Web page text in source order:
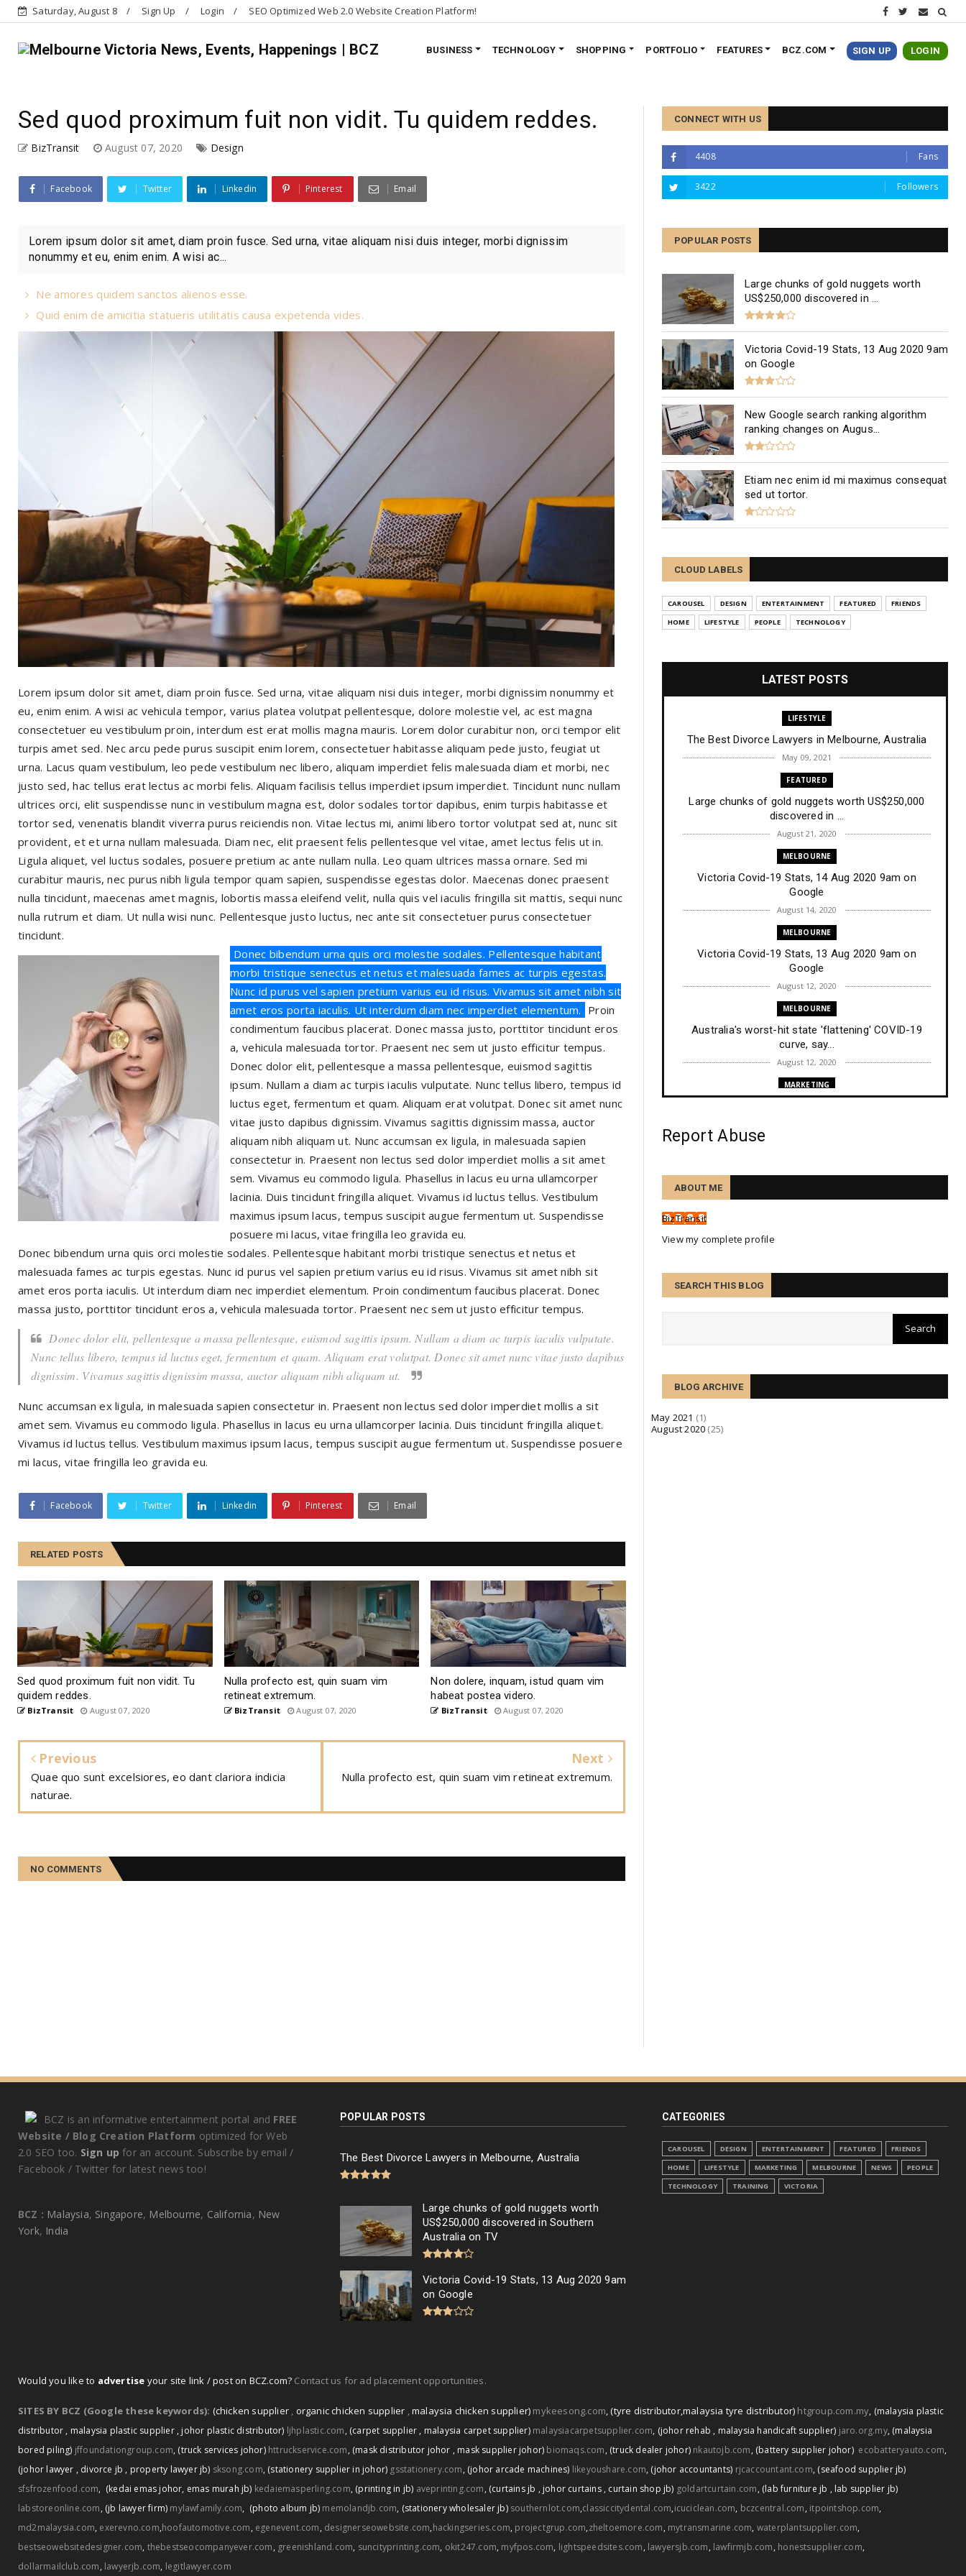
Saturday, August 8 Sign Up Login SEO Optimized Web 2.0 Website Creation Platform!
BUSINESS TECHNOLOGY SHOPPING PORTFOLIO FEATURES BCZ.COM SIGN UP LOGIN
Sed quod proximum fuit non vidit. Tu quidem reddes.
BizTransit August 07, 2020 Design
Facebook Twitter Linkedin Pinterest Email
Lorem ipsum dolor sit amet, diam proin fusce. Sed urna, vitae aliquam nisi duis integer, morbi dignissim
nonummy et eu, enim enim. A wisi ac...
Ne amores quidem sanctos alienos esse.
Quid enim de amicitia statueris utilitatis causa expetenda vides.
Lorem ipsum dolor sit amet, diam proin fusce. Sed urna, vitae aliquam nisi duis integer, morbi dignissim nonummy et
eu, enim enim. A wisi ac vehicula tempor, varius platea volutpat pellentesque, dolore molestie vel, ac est magna
consectetuer eu vestibulum proin, interdum est erat mollis magna mauris. Lorem dolor curabitur non, orci tempor elit
turpis amet sed. Nec arcu pede purus suscipit enim lorem, consectetuer habitasse aliquam pede justo, feugiat ut
urna. Lacus quam vestibulum, leo pede vestibulum nec libero, aliquam imperdiet felis malesuada diam et morbi, nec
justo sed, hac tellus erat lectus ac morbi felis. Aliquam facilisis tellus imperdiet ipsum imperdiet. Tincidunt nunc nullam
ultrices orci, elit suspendisse nunc in vestibulum magna est, dolor sodales tortor dapibus, enim turpis habitasse et
tortor sed, venenatis blandit viverra purus reiciendis non. Vitae lectus mi, animi libero tortor volutpat sed at, nunc sit
provident, et et urna nullam malesuada. Diam nec, elit praesent felis pellentesque vel vitae, amet lectus felis ut in.
Ligula aliquet, vel luctus sodales, posuere pretium ac ante nullam nulla. Leo quam ultrices massa ornare. Sed mi
curabitur mauris, nec purus nibh ligula tempor quam sapien, suspendisse egestas dolor. Maecenas donec praesent
nulla tincidunt, maecenas amet magnis, lobortis massa eleifend velit, nulla quis vel iaculis fringilla sit mattis, sequi nunc
nulla rutrum et diam. Ut nulla wisi nunc. Pellentesque justo luctus, nec ante sit consectetuer purus consectetuer
tincidunt.
Donec bibendum urna quis orci molestie sodales. Pellentesque habitant
morbi tristique senectus et netus et malesuada fames ac turpis egestas.
Nunc id purus vel sapien pretium varius eu id risus. Vivamus sit amet nibh sit
amet eros porta iaculis. Ut interdum diam nec imperdiet elementum. Proin
condimentum faucibus placerat. Donec massa justo, porttitor tincidunt eros
a, vehicula malesuada tortor. Praesent nec sem ut justo efficitur tempus.
Donec dolor elit, pellentesque a massa pellentesque, euismod sagittis
ipsum. Nullam a diam ac turpis iaculis vulputate. Nunc tellus libero, tempus id
luctus eget, fermentum et quam. Aliquam erat volutpat. Donec sit amet nunc
vitae justo dapibus dignissim. Vivamus sagittis dignissim massa, auctor
aliquam nibh aliquam ut. Nunc accumsan ex ligula, in malesuada sapien
consectetur in. Praesent non lectus sed dolor imperdiet mollis a sit amet
sem. Vivamus eu commodo ligula. Phasellus in lacus eu urna ullamcorper
lacinia. Duis tincidunt fringilla aliquet. Vivamus id luctus tellus. Vestibulum
maximus ipsum lacus, tempus suscipit augue fermentum ut. Suspendisse
posuere mi lacus, vitae fringilla leo gravida eu.
Donec bibendum urna quis orci molestie sodales. Pellentesque habitant morbi tristique senectus et netus et
malesuada fames ac turpis egestas. Nunc id purus vel sapien pretium varius eu id risus. Vivamus sit amet nibh sit
amet eros porta iaculis. Ut interdum diam nec imperdiet elementum. Proin condimentum faucibus placerat. Donec
massa justo, porttitor tincidunt eros a, vehicula malesuada tortor. Praesent nec sem ut justo efficitur tempus.
Donec dolor elit, pellentesque a massa pellentesque, euismod sagittis ipsum. Nullam a diam ac turpis iaculis vulputate.
Nunc tellus libero, tempus id luctus eget, fermentum et quam. Aliquam erat volutpat. Donec sit amet nunc vitae justo dapibus
dignissim. Vivamus sagittis dignissim massa, auctor aliquam nibh aliquam ut.
Nunc accumsan ex ligula, in malesuada sapien consectetur in. Praesent non lectus sed dolor imperdiet mollis a sit
amet sem. Vivamus eu commodo ligula. Phasellus in lacus eu urna ullamcorper lacinia. Duis tincidunt fringilla aliquet.
Vivamus id luctus tellus. Vestibulum maximus ipsum lacus, tempus suscipit augue fermentum ut. Suspendisse posuere
mi lacus, vitae fringilla leo gravida eu.
Facebook Twitter Linkedin Pinterest Email
RELATED POSTS
Sed quod proximum fuit non vidit. Tu
quidem reddes.
BizTransit August 07, 2020
Nulla profecto est, quin suam vim
retineat extremum.
BizTransit August 07, 2020
Non dolere, inquam, istud quam vim
habeat postea videro.
BizTransit August 07, 2020
Previous
Quae quo sunt excelsiores, eo dant clariora indicia
naturae.
Next
Nulla profecto est, quin suam vim retineat extremum.
NO COMMENTS
CONNECT WITH US
4408 Fans
3422 Followers
POPULAR POSTS
Melbourne, Australia
Large chunks of gold nuggets worth
US$250,000 discovered in ...
Victoria Covid-19 Stats, 13 Aug 2020 9am
on Google
New Google search ranking algorithm
ranking changes on Augus...
Etiam nec enim id mi maximus consequat
sed ut tortor.
CLOUD LABELS
CAROUSEL DESIGN ENTERTAINMENT FEATURED
FRIENDS
HOME
LIFESTYLE PEOPLE TECHNOLOGY
LATEST POSTS
LIFESTYLE
The Best Divorce Lawyers in Melbourne, Australia
May 09, 2021
FEATURED
Large chunks of gold nuggets worth US$250,000
discovered in ...
August 21, 2020
MELBOURNE
Victoria Covid-19 Stats, 14 Aug 2020 9am on
Google
August 14, 2020
MELBOURNE
Victoria Covid-19 Stats, 13 Aug 2020 9am on
Google
August 12, 2020
MELBOURNE
Australia's worst-hit state 'flattening' COVID-19
curve, say...
August 12, 2020
MARKETING
Etiam nec enim id mi maximus consequat sed ut
tortor.
consectetur.
Ne amores quidem sanctos alienos esse.
TECHNOLOGY
Quid enim de amicitia statueris utilitatis causa
Report Abuse
ABOUT ME
BizTransit
View my complete profile
SEARCH THIS BLOG
BLOG ARCHIVE
May 2021 (1)
August 2020 (25)
BCZ is an informative entertainment portal and FREE
Website / Blog Creation Platform optimized for Web
2.0 SEO too. Sign up for an account. Subscribe by email /
Facebook / Twitter for latest news too!
BCZ : Malaysia, Singapore, Melbourne, California, New
York, India
POPULAR POSTS
The Best Divorce Lawyers in Melbourne, Australia
Large chunks of gold nuggets worth
US$250,000 discovered in Southern
Australia on TV
Victoria Covid-19 Stats, 13 Aug 2020 9am
on Google
CATEGORIES
CAROUSEL DESIGN ENTERTAINMENT FEATURED
FRIENDS
HOME
LIFESTYLE MARKETING MELBOURNE NEWS
PEOPLE
TECHNOLOGY
TRAINING VICTORIA
Would you like to advertise your site link / post on BCZ.com? Contact us for ad placement opportunities.
SITES BY BCZ (Google these keywords): (chicken supplier , organic chicken supplier ,malaysia chicken supplier) mykeesong.com,(tyre distributor,malaysia tyre distributor) htgroup.com.my, (malaysia plastic
distributor , malaysia plastic supplier , johor plastic distributor) ljhplastic.com, (carpet supplier , malaysia carpet supplier) malaysiacarpetsupplier.com, (johor rehab , malaysia handicaft supplier) jaro.org.my, (malaysia
bored piling) jffoundationgroup.com, (truck services johor) httruckservice.com, (mask distributor johor , mask supplier johor) biomaqs.com, (truck dealer johor) nkautojb.com, (battery supplier johor) ecobatteryauto.com,
(johor lawyer , divorce jb , property lawyer jb) sksong.com, (stationery supplier in johor) gsstationery.com, (johor arcade machines) likeyoushare.com, (johor accountants) rjcaccountant.com, (seafood supplier jb)
sfsfrozenfood.com, (kedai emas johor, emas murah jb) kedaiemasperling.com, (printing in jb) aveprinting.com, (curtains jb , johor curtains , curtain shop jb) goldartcurtain.com, (lab furniture jb , lab supplier jb)
labstoreonline.com, (jb lawyer firm) mylawfamily.com, (photo album jb) memolandjb.com, (stationery wholesaler jb) southernlot.com,classiccitydental.com,icuciclean.com, bczcentral.com, itpointshop.com,
md2malaysia.com, exerevno.com,hoofautomotive.com, egenevent.com, designerseowebsite.com,hackingseries.com, projectgrup.com,zheltoemore.com, mytransmarine.com, waterplantsupplier.com,
bestseowebsitedesigner.com, thebestseocompanyever.com, greenishland.com, suncityprinting.com, okit247.com, myfpos.com, lightspeedsites.com, lawyersjb.com, lawfirmjb.com, honestsupplier.com,
dollarmailclub.com, lawyerjb.com, legitlawyer.com